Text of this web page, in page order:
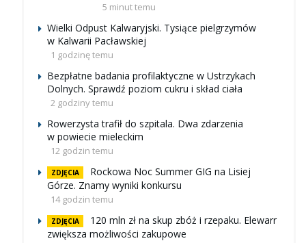
5 minut temu
Wielki Odpust Kalwaryjski. Tysiące pielgrzymów
w Kalwarii Pacławskiej
1 godzinę temu
Bezpłatne badania profilaktyczne w Ustrzykach
Dolnych. Sprawdź poziom cukru i skład ciała
2 godziny temu
Rowerzysta trafił do szpitala. Dwa zdarzenia
w powiecie mieleckim
12 godzin temu
ZDJĘCIA
Rockowa Noc Summer GIG na Lisiej
Górze. Znamy wyniki konkursu
14 godzin temu
ZDJĘCIA
120 mln zł na skup zbóż i rzepaku. Elewarr
zwiększa możliwości zakupowe